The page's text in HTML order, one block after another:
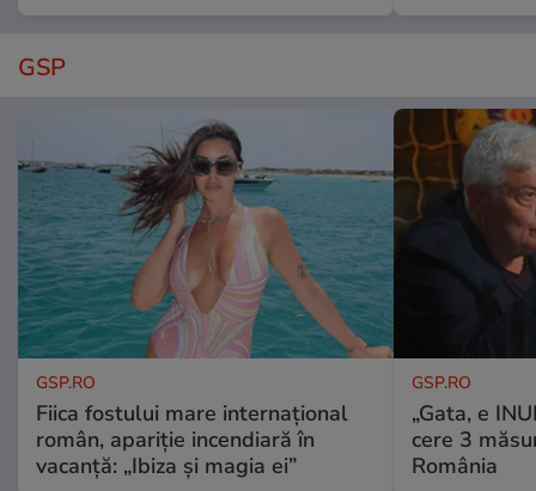
GSP
GSP.RO
Fiica fostului mare internațional
român, apariție incendiară în
vacanță: „Ibiza și magia ei”
GSP.RO
„Gata, e
cere 3
România